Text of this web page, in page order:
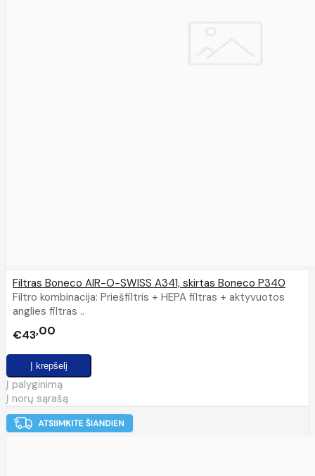
Filtras Boneco AIR-O-SWISS A341, skirtas Boneco P340
Filtro kombinacija: Priešfiltris + HEPA filtras + aktyvuotos
anglies filtras ..
€43 00
Į palyginimą
Į norų sąrašą